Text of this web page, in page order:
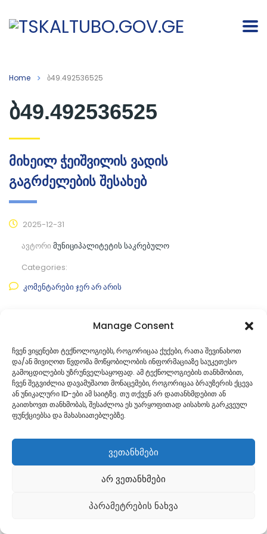
Manage Consent
ჩვენ ვიყენებთ ტექნოლოგიებს, როგორიცაა ქუქები, რათა შევინახოთ
და/ან მივიღოთ წვდომა მოწყობილობის ინფორმაციაზე საუკეთესო
გამოცდილების უზრუნველსაყოფად. ამ ტექნოლოგიების თანხმობით,
ჩვენ შეგვიძლია დავამუშაოთ მონაცემები, როგორიცაა ბრაუზერის ქცევა
ან უნიკალური ID-ები ამ საიტზე. თუ თქვენ არ დათანხმდებით ან
გაითხოვთ თანხმობას, შესაძლოა ეს უარყოფითად აისახოს გარკვეულ
ფუნქციებსა და მახასიათებლებზე.
ვეთანხმები
არ ვეთანხმები
პარამეტრების ნახვა
Home ბ49.492536525
ბ49.492536525
მიხეილ ჭეიშვილის ვადის
გაგრძელების შესახებ
2025-12-31
ავტორი მუნიციპალიტეტის საკრებულო
Categories:
კომენტარები ჯერ არ არის
Georgian